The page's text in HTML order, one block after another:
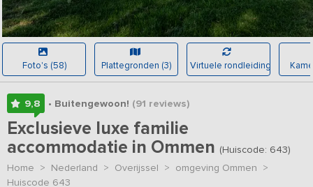
Foto's (58) Plattegronden (3) Virtuele rondleiding
9,8 • Buitengewoon! (91 reviews)
Exclusieve luxe familie
accommodatie in Ommen (Huiscode: 643)
Home > Nederland > Overijssel > omgeving Ommen >
Huiscode 643